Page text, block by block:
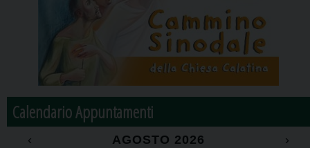
Calendario Appuntamenti
‹ AGOSTO 2026
›